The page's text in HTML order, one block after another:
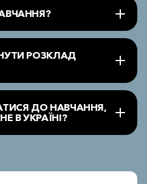
РОЗКЛАД
ДО НАВЧАННЯ,
В УКРАЇНІ?